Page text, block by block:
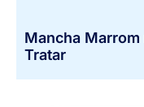
Mancha
Tratar